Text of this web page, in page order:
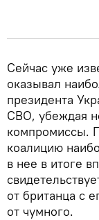
Сейчас уже
оказывал
президента
СВО, убеждая
компромиссы.
коалицию
в нее в итоге
от британца с
от чумного.